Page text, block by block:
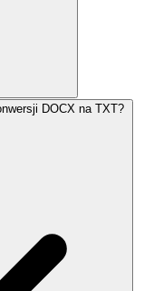
DOCX na TXT?